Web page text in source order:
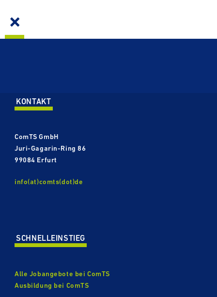
KONTAKT
ComTS GmbH
Juri-​​Gagarin-Ring 86
99084 Erfurt
info(at)comts(dot)de
SCHNELL­EIN­STIEG
Alle Jobangebote bei ComTS
Ausbildung bei ComTS